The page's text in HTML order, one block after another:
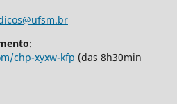
:
chp-xyxw-kfp (das 8h30min